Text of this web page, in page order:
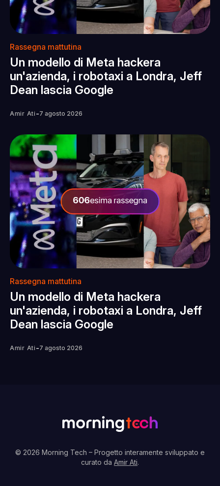
Rassegna mattutina
Un modello di Meta hackera
un'azienda, i robotaxi a Londra, Jeff
Dean lascia Google
Amir Ati -7 agosto 2026
Rassegna mattutina
Un modello di Meta hackera
un'azienda, i robotaxi a Londra, Jeff
Dean lascia Google
Amir Ati -7 agosto 2026
© 2026 Morning Tech – Progetto interamente sviluppato e
curato da Amir Ati.